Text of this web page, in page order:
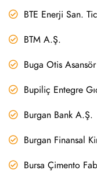
BTE Enerji San.
BTM A.Ş.
Buga Otis
Bupiliç Entegre
Burgan Bank A.Ş.
Burgan Finansal
Bursa Çimento